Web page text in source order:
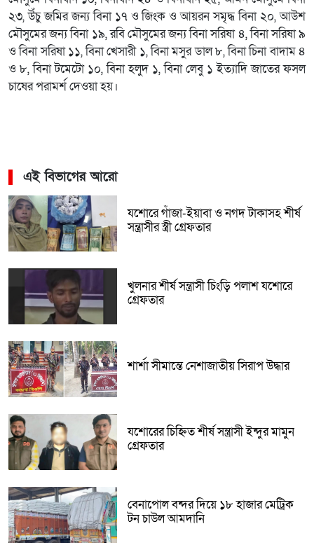
২৩, উঁচু জমির জন্য বিনা ১৭ ও জিংক ও আয়রন সমৃদ্ধ বিনা ২০, আউশ
মৌসুমের জন্য বিনা ১৯, রবি মৌসুমের জন্য বিনা সরিষা ৪, বিনা সরিষা ৯
ও বিনা সরিষা ১১, বিনা খেসারী ১, বিনা মসুর ডাল ৮, বিনা চিনা বাদাম ৪
ও ৮, বিনা টমেটো ১০, বিনা হলুদ ১, বিনা লেবু ১ ইত্যাদি জাতের ফসল
চাষের পরামর্শ দেওয়া হয়।
এই বিভাগের আরো
যশোরে গাঁজা-ইয়াবা ও নগদ টাকাসহ শীর্ষ
সন্ত্রাসীর স্ত্রী গ্রেফতার
খুলনার শীর্ষ সন্ত্রাসী চিংড়ি পলাশ যশোরে
গ্রেফতার
শার্শা সীমান্তে নেশাজাতীয় সিরাপ উদ্ধার
যশোরের চিহ্নিত শীর্ষ সন্ত্রাসী ইন্দুর মামুন
গ্রেফতার
বেনাপোল বন্দর দিয়ে ১৮ হাজার মেট্রিক
টন চাউল আমদানি